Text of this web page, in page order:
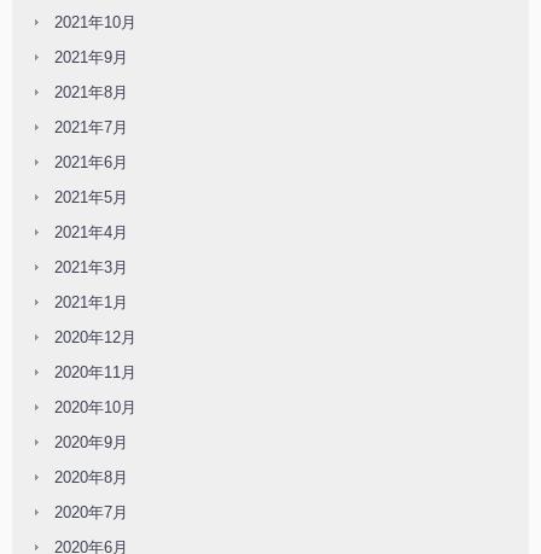
2021年10月
2021年9月
2021年8月
2021年7月
2021年6月
2021年5月
2021年4月
2021年3月
2021年1月
2020年12月
2020年11月
2020年10月
2020年9月
2020年8月
2020年7月
2020年6月